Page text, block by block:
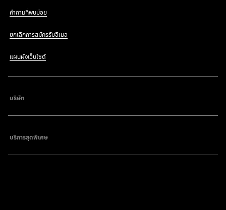
คำถามที่พบบ่อย
ยกเลิกการสมัครรับอีเมล
แผนผังเว็บไซต์
บริษัท
บริการสุดพิเศษ